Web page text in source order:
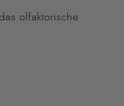
olfaktorische